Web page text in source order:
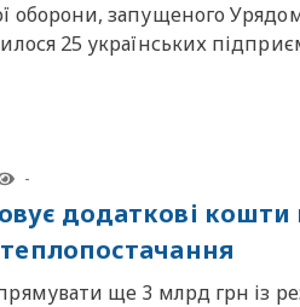
оборони, запущеного
25 українських
-
додаткові кошти
ще 3 млрд грн із